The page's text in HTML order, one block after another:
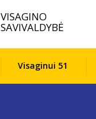
VISAGINO
SAVIVALDYBĖ
Visaginui 51